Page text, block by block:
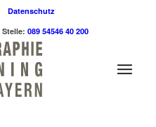
Datenschutz
Stelle: 089 54546 40 200